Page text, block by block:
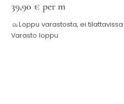
39,90 € per m
Loppu varastosta, ei
Varasto loppu